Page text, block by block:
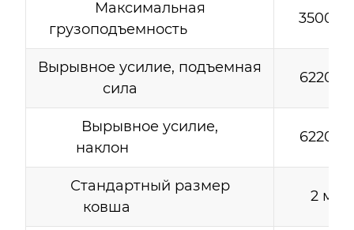
Максимальная
грузоподъемность
3500 кг.
Вырывное усилие, подъемная
сила
6220 кг.
Вырывное усилие,
наклон
6220 кг.
Стандартный размер
ковша
2 м³